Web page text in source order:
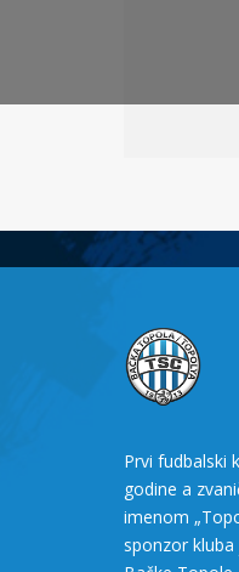
Prvi fudbalski
godine a
imenom
sponzor kluba